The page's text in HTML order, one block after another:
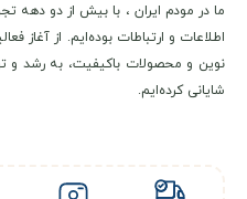
تیم پشتیبانی ما در سریع‌ ترین
در اختیارتان قرار می‌دهد.
مشتریان عزیز این محصول
ما در مودم ایران ، با بیش از دو دهه
اطلاعات و ارتباطات بوده‌ایم. از آغاز
نوین و محصولات باکیفیت، به رشد و
شایانی کرده‌ایم.